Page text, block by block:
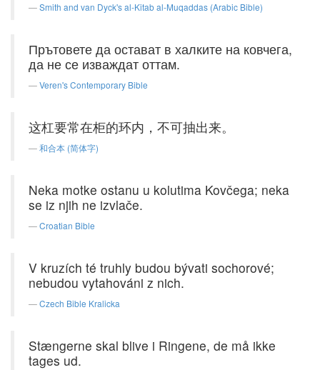
Smith and van Dyck's al-Kitab al-Muqaddas (Arabic Bible)
Прътовете да остават в халките на ковчега,
да не се изваждат оттам.
Veren's Contemporary Bible
这杠要常在柜的环内，不可抽出来。
和合本 (简体字)
Neka motke ostanu u kolutima Kovčega; neka
se iz njih ne izvlače.
Croatian Bible
V kruzích té truhly budou bývati sochorové;
nebudou vytahováni z nich.
Czech Bible Kralicka
Stængerne skal blive i Ringene, de må ikke
tages ud.